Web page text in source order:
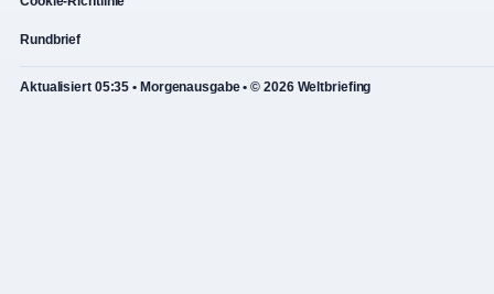
Rundbrief
Aktualisiert 05:35 • Morgenausgabe • © 2026 Weltbriefing